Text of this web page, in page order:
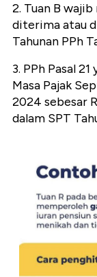
2. Tuan B
diterima atau
Tahunan PPh
3. PPh Pasal
Masa Pajak
2024 sebesar
dalam SPT